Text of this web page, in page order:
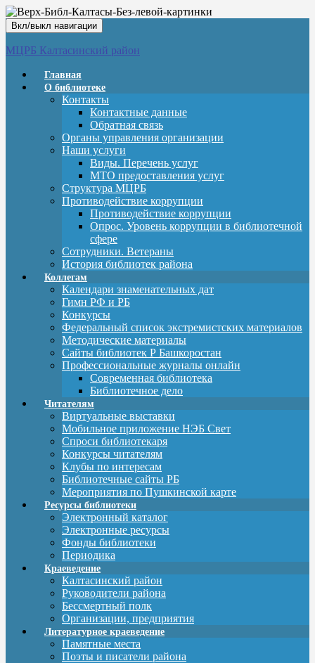
Вкл/выкл навигации
МЦРБ Калтасинский район
Главная
О библиотеке
Контакты
Контактные данные
Обратная связь
Органы управления организации
Наши услуги
Виды. Перечень услуг
МТО предоставления услуг
Структура МЦРБ
Противодействие коррупции
Противодействие коррупции
Опрос. Уровень коррупции в библиотечной
сфере
Сотрудники. Ветераны
История библиотек района
Коллегам
Календари знаменательных дат
Гимн РФ и РБ
Конкурсы
Федеральный список экстремистских материалов
Методические материалы
Сайты библиотек Р Башкоростан
Профессиональные журналы онлайн
Современная библиотека
Библиотечное дело
Читателям
Виртуальные выставки
Мобильное приложение НЭБ Свет
Спроси библиотекаря
Конкурсы читателям
Клубы по интересам
Библиотечные сайты РБ
Мероприятия по Пушкинской карте
Ресурсы библиотеки
Электронный каталог
Электронные ресурсы
Фонды библиотеки
Периодика
Краеведение
Калтасинский район
Руководители района
Бессмертный полк
Организации, предприятия
Литературное краеведение
Памятные места
Поэты и писатели района